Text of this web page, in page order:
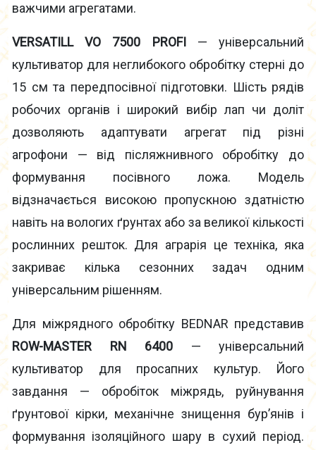
важчими агрегатами.
VERSATILL VO 7500 PROFI— універсальний
культиватор для неглибокого обробітку стерні до
15 см та передпосівної підготовки. Шість рядів
робочих органів і широкий вибір лап чи доліт
дозволяють адаптувати агрегат під різні
агрофони — від післяжнивного обробітку до
формування посівного ложа. Модель
відзначається високою пропускною здатністю
навіть на вологих ґрунтах або за великої кількості
рослинних решток. Для аграрія це техніка, яка
закриває кілька сезонних задач одним
універсальним рішенням.
Для міжрядного обробітку BEDNAR представив
ROW-MASTER RN 6400 — універсальний
культиватор для просапних культур. Його
завдання — обробіток міжрядь, руйнування
ґрунтової кірки, механічне знищення бур’янів і
формування ізоляційного шару в сухий період.